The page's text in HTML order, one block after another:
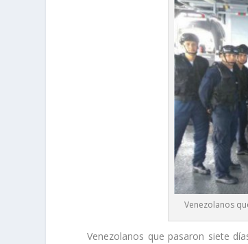
Venezolanos
Venezolanos que pasaron siete